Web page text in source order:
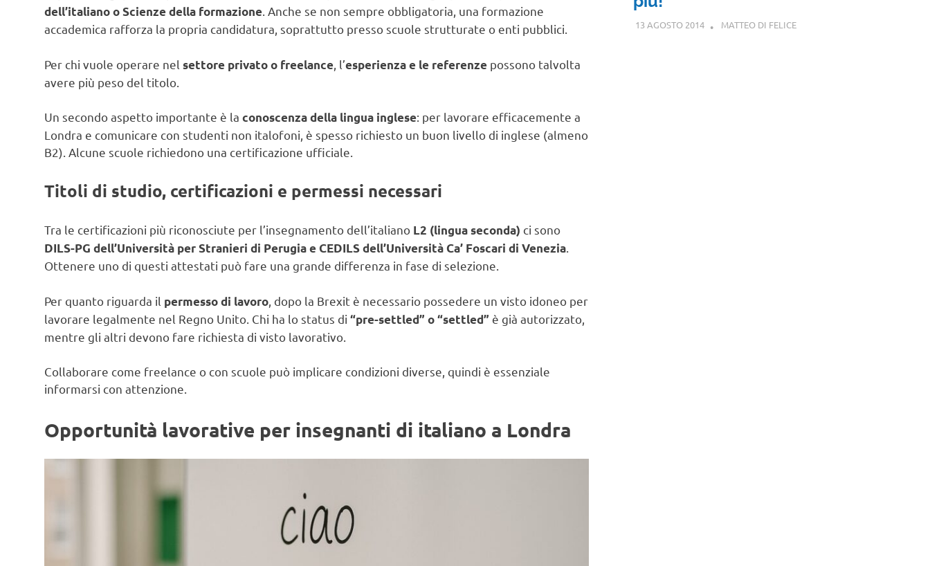
dell’italiano o Scienze della formazione. Anche se non sempre obbligatoria, una formazione
accademica rafforza la propria candidatura, soprattutto presso scuole strutturate o enti pubblici.
Per chi vuole operare nel settore privato o freelance , l’esperienza e le referenze possono talvolta
avere più peso del titolo.
Un secondo aspetto importante è la conoscenza della lingua inglese: per lavorare efficacemente a
Londra e comunicare con studenti non italofoni, è spesso richiesto un buon livello di inglese (almeno
B2). Alcune scuole richiedono una certificazione ufficiale.
Titoli di studio, certificazioni e permessi necessari
Tra le certificazioni più riconosciute per l’insegnamento dell’italiano L2 (lingua seconda) ci sono
DILS-PG dell’Università per Stranieri di Perugia e CEDILS dell’Università Ca’ Foscari di Venezia.
Ottenere uno di questi attestati può fare una grande differenza in fase di selezione.
Per quanto riguarda il permesso di lavoro , dopo la Brexit è necessario possedere un visto idoneo per
lavorare legalmente nel Regno Unito. Chi ha lo status di “pre-settled” o “settled” è già autorizzato,
mentre gli altri devono fare richiesta di visto lavorativo.
Collaborare come freelance o con scuole può implicare condizioni diverse, quindi è essenziale
informarsi con attenzione.
Opportunità lavorative per insegnanti di italiano a Londra
13 AGOSTO 2014 MATTEO DI FELICE